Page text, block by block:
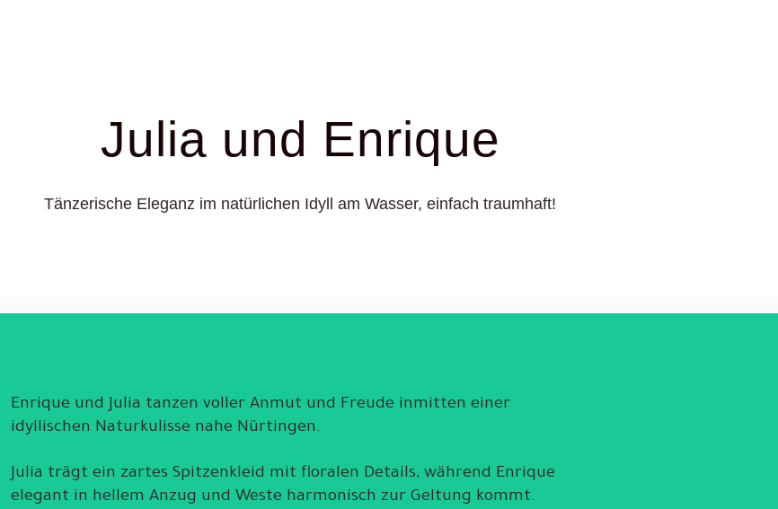
Julia und Enrique
Tänzerische Eleganz im natürlichen Idyll am Wasser, einfach traumhaft!
Enrique und Julia tanzen voller Anmut und Freude inmitten einer
idyllischen Naturkulisse nahe Nürtingen.
Julia trägt ein zartes Spitzenkleid mit floralen Details, während Enrique
elegant in hellem Anzug und Weste harmonisch zur Geltung kommt.